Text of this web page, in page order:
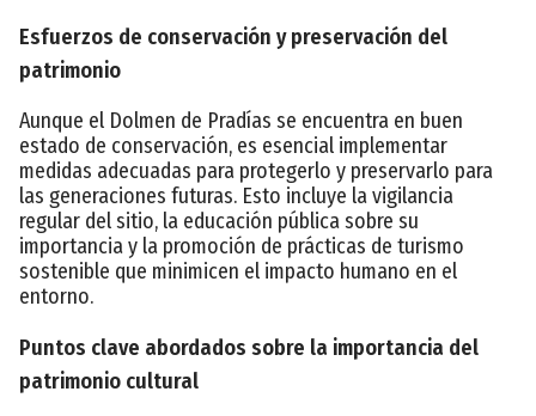
Esfuerzos de conservación y preservación del
patrimonio
Aunque el Dolmen de Pradías se encuentra en buen
estado de conservación, es esencial implementar
medidas adecuadas para protegerlo y preservarlo para
las generaciones futuras. Esto incluye la vigilancia
regular del sitio, la educación pública sobre su
importancia y la promoción de prácticas de turismo
sostenible que minimicen el impacto humano en el
entorno.
Puntos clave abordados sobre la importancia del
patrimonio cultural